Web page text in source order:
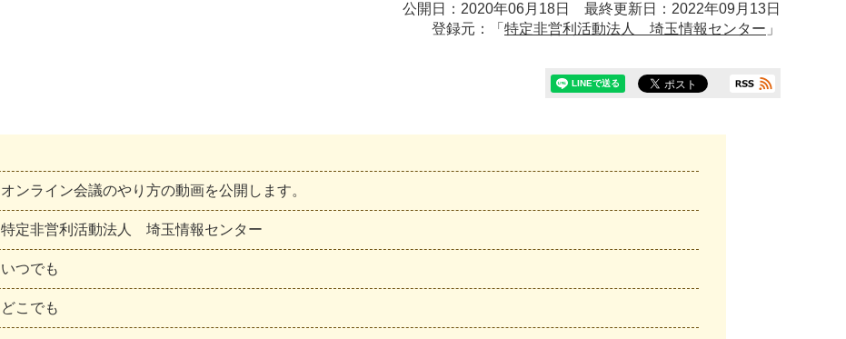
公開日：2020年06月18日 最終更新日：2022年09月13日
登録元：「 特定非営利活動法人 埼玉情報センター 」
オンライン会議のやり方の動画を公開します。
特定非営利 活動法人 埼玉情報センター
いつでも
どこ でも